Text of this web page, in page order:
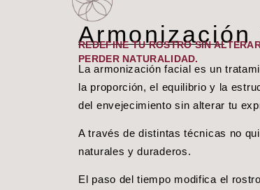
Armonización
REDEFINE TU ROSTRO SIN
PERDER NATURALIDAD.
La armonización facial es un
la proporción, el equilibrio y la
del envejecimiento sin alterar tu
A través de distintas técnicas no
naturales y duraderos.
El paso del tiempo modifica el